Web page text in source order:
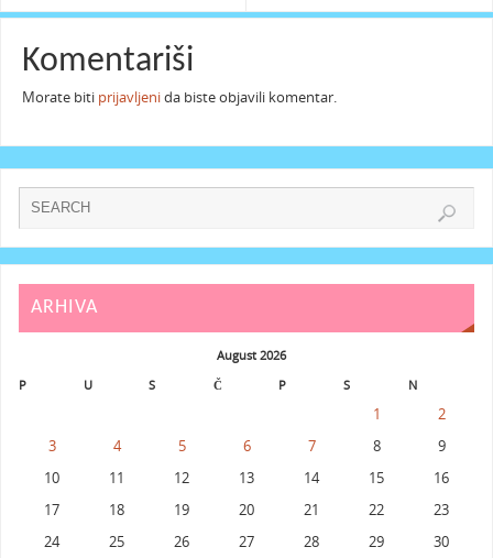
Komentariši
Morate biti prijavljenida biste objavili komentar.
ARHIVA
August 2026
P
U S Č P S N
1
2
3
4 5 6 7 8
9
10
11 12 13 14 15
16
17
18 19 20 21 22
23
24
25 26 27 28 29
30